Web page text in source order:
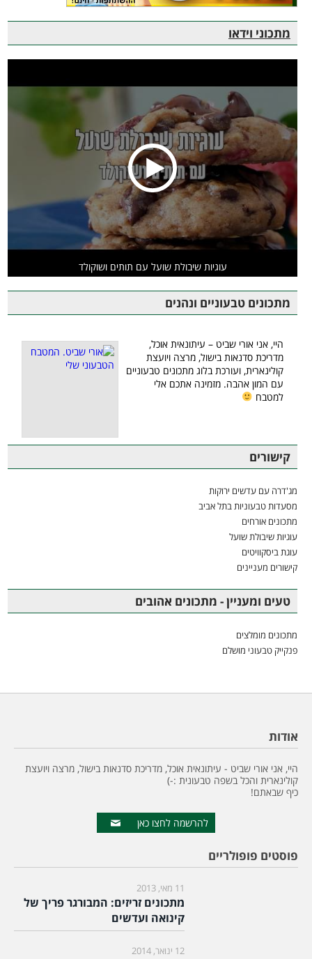
מתכוני וידאו
עוגיות שיבולת שועל עם תותים ושוקולד
מתכונים טבעוניים ונהנים
היי, אני אורי שביט – עיתונאית אוכל,
מדריכת סדנאות בישול, מרצה ויועצת
קולינארית, ועורכת בלוג מתכונים טבעוניים
עם המון אהבה. מזמינה אתכם אלי
למטבח
קישורים
מג'דרה עם עדשים ירוקות
מסעדות טבעוניות בתל אביב
מתכונים אורחים
עוגיות שיבולת שועל
עוגת ביסקוויטים
קישורים מעניינים
טעים ומעניין - מתכונים אהובים
מתכונים מומלצים
פנקייק טבעוני מושלם
אודות
היי, אני אורי שביט - עיתונאית אוכל, מדריכת סדנאות בישול, מרצה ויועצת
קולינארית והכל בשפה טבעונית :-)
כיף שבאתם!
להרשמה לחצו כאן
פוסטים פופולריים
11 מאי, 2013
מתכונים זריזים: המבורגר פריך של
קינואה ועדשים
12 ינואר, 2014